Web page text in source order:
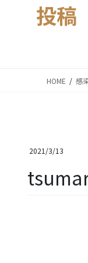
投稿
HOME 感
2021/3/13